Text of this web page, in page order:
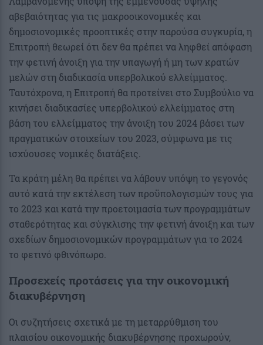
αβεβαιότητας για τις μακροοικονομικές και
δημοσιονομικές προοπτικές στην παρούσα συγκυρία, η
Επιτροπή θεωρεί ότι δεν θα πρέπει να ληφθεί απόφαση
την φετινή άνοιξη για την υπαγωγή ή μη των κρατών
μελών στη διαδικασία υπερβολικού ελλείμματος.
Ταυτόχρονα, η Επιτροπή θα προτείνει στο Συμβούλιο να
κινήσει διαδικασίες υπερβολικού ελλείμματος στη
βάση του ελλείμματος την άνοιξη του 2024 βάσει των
πραγματικών στοιχείων του 2023, σύμφωνα με τις
ισχύουσες νομικές διατάξεις.
Τα κράτη μέλη θα πρέπει να λάβουν υπόψη το γεγονός
αυτό κατά την εκτέλεση των προϋπολογισμών τους για
το 2023 και κατά την προετοιμασία των προγραμμάτων
σταθερότητας και σύγκλισης την φετινή άνοιξη και των
σχεδίων δημοσιονομικών προγραμμάτων για το 2024
το φετινό φθινόπωρο.
Προσεχείς προτάσεις για την οικονομική
διακυβέρνηση
Οι συζητήσεις σχετικά με τη μεταρρύθμιση του
πλαισίου οικονομικής διακυβέρνησης προχωρούν,